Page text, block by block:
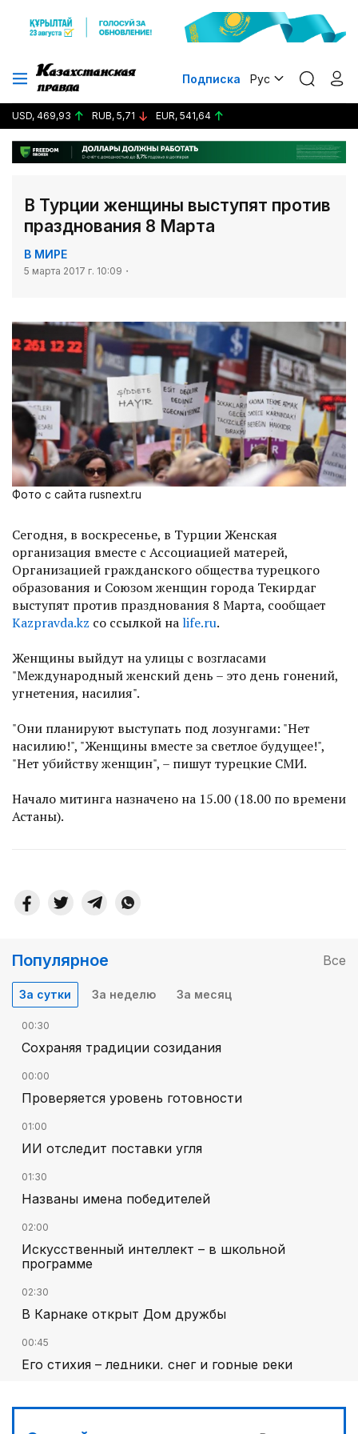
Подписка Рус
USD, 469,93 RUB, 5,71 EUR, 541,64
В Турции женщины выступят против
празднования 8 Марта
В МИРЕ
5 марта 2017 г. 10:09
Фото с сайта rusnext.ru
Сегодня, в воскресенье, в Турции Женская
организация вместе с Ассоциацией матерей,
Организацией гражданского общества турецкого
образования и Союзом женщин города Текирдаг
выступят против празднования 8 Марта, сообщает
Kazpravda.kz со ссылкой наlife.ru.
Женщины выйдут на улицы с возгласами
"Международный женский день – это день гонений,
угнетения, насилия".
"Они планируют выступать под лозунгами: "Нет
насилию!", "Женщины вместе за светлое будущее!",
"Нет убийству женщин", – пишут турецкие СМИ.
Начало митинга назначено на 15.00 (18.00 по времени
Астаны).
Популярное Все
За сутки За неделю За месяц
00:30
Сохраняя традиции созидания
00:00
Проверяется уровень готовности
01:00
ИИ отследит поставки угля
01:30
Названы имена победителей
02:00
Искусственный интеллект – в школьной
программе
02:30
В Карнаке открыт Дом дружбы
00:45
Его стихия – ледники, снег и горные реки
Челлендж в Вооруженных силах